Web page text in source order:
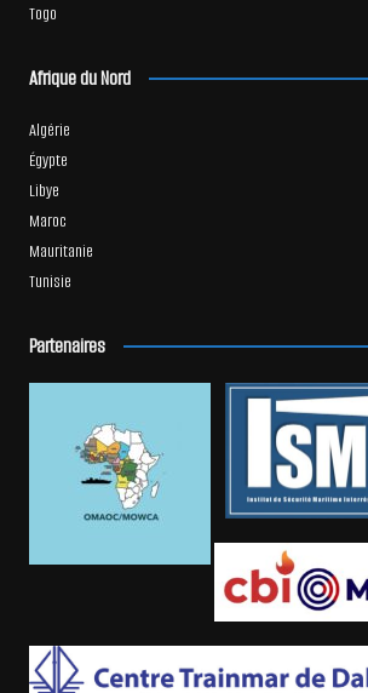
Togo
Afrique du Nord
Algérie
Égypte
Libye
Maroc
Mauritanie
Tunisie
Partenaires